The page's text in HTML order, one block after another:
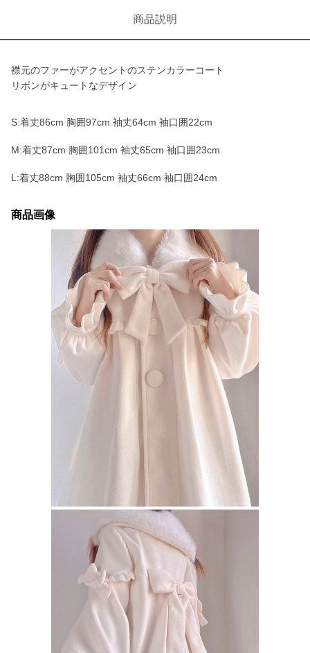
商品説明
襟元のファーがアクセントのステンカラーコート
リボンがキュートなデザイン
S:着丈86cm 胸囲97cm 袖丈64cm 袖口囲22cm
M:着丈87cm 胸囲101cm 袖丈65cm 袖口囲23cm
L:着丈88cm 胸囲105cm 袖丈66cm 袖口囲24cm
商品画像